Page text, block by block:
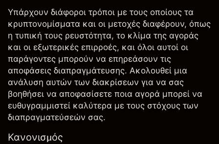
Υπάρχουν διάφοροι τρόποι με τους οποίους τα
κρυπτονομίσματα και οι μετοχές διαφέρουν, όπως
η τυπική τους ρευστότητα, το κλίμα της αγοράς
και οι εξωτερικές επιρροές, και όλοι αυτοί οι
παράγοντες μπορούν να επηρεάσουν τις
αποφάσεις διαπραγμάτευσης. Ακολουθεί μια
ανάλυση αυτών των διακρίσεων για να σας
βοηθήσει να αποφασίσετε ποια αγορά μπορεί να
ευθυγραμμιστεί καλύτερα με τους στόχους των
διαπραγματεύσεών σας.
Κανονισμός